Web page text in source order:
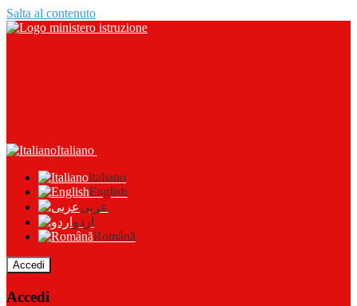
Salta al contenuto
Italiano
Italiano
English
عربى
اردو
Română
Accedi
Accedi